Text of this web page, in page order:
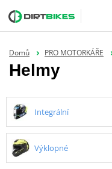
Domů PRO MOTORKÁŘE
Helmy
Integrální
Výklopné